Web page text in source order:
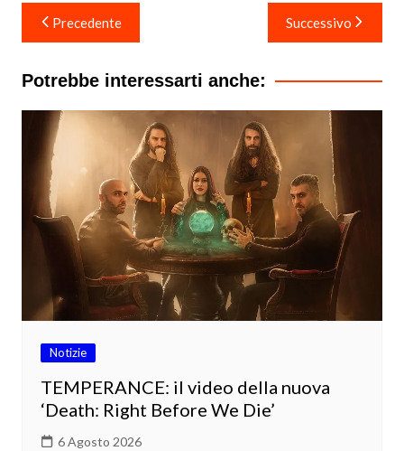
Navigazione
articoli
Precedente Successivo
Potrebbe interessarti anche:
Notizie
TEMPERANCE: il video della nuova
‘Death: Right Before We Die’
6 Agosto 2026